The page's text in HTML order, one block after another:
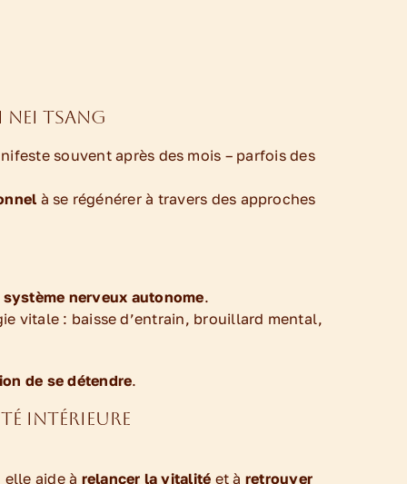
Tsang
souvent après des mois – parfois des
à se régénérer à travers des approches
nerveux autonome.
vitale : baisse d’entrain, brouillard mental,
de se détendre.
intérieure
aide à relancer la vitalité et à retrouver